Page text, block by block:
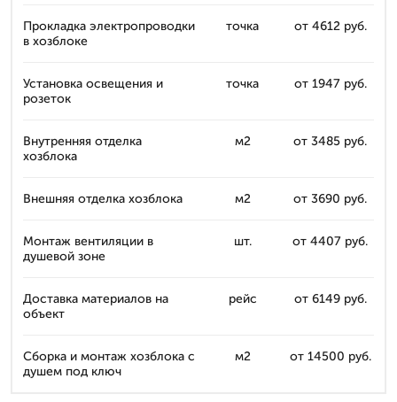
Прокладка электропроводки
в хозблоке
точка от 4612 руб.
Установка освещения и
розеток
точка от 1947 руб.
Внутренняя отделка
хозблока
м2 от 3485 руб.
Внешняя отделка хозблока м2 от 3690 руб.
Монтаж вентиляции в
душевой зоне
шт. от 4407 руб.
Доставка материалов на
объект
рейс от 6149 руб.
Сборка и монтаж хозблока с
душем под ключ
м2 от 14500 руб.